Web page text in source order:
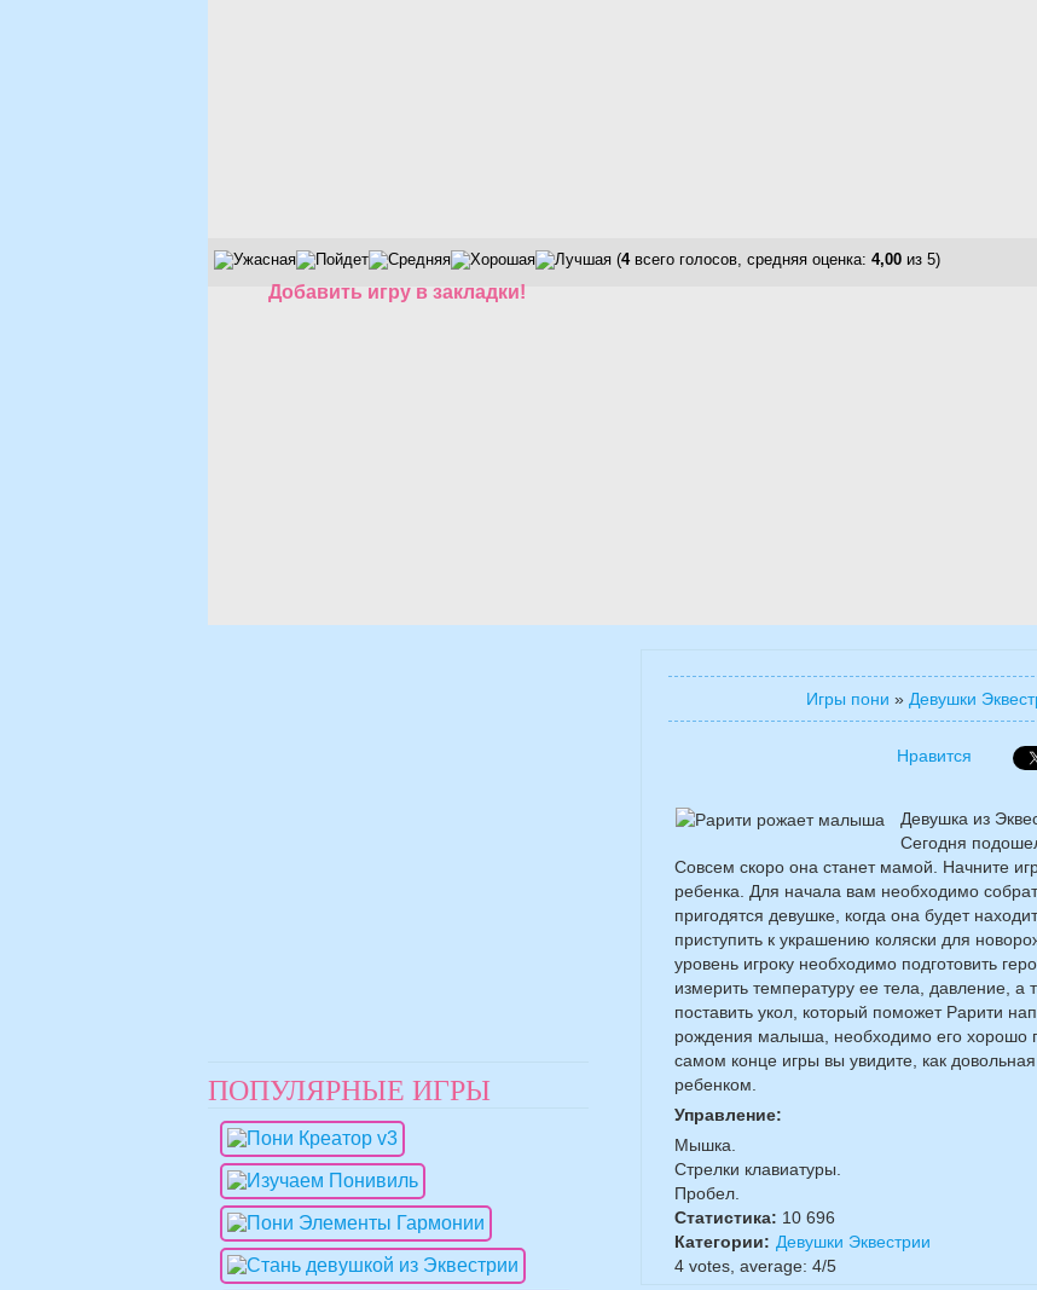
(4всего голосов, средняя оценка: 4,00 из 5)
Добавить игру в закладки!
Игры пони » Девушки
Нравится
Девушка из
Сегодня
Совсем скоро она станет мамой. Начните
ребенка. Для начала вам необходимо
пригодятся девушке, когда она будет
приступить к украшению коляски для
уровень игроку необходимо подготовить
измерить температуру ее тела, давление,
поставить укол, который поможет Рарити
рождения малыша, необходимо его хорошо
самом конце игры вы увидите, как
ребенком.
Управление:
Мышка.
Стрелки клавиатуры.
Пробел.
Статистика: 10 696
Категории: Девушки Эквестрии
4 votes, average: 4/5
ПОПУЛЯРНЫЕ ИГРЫ